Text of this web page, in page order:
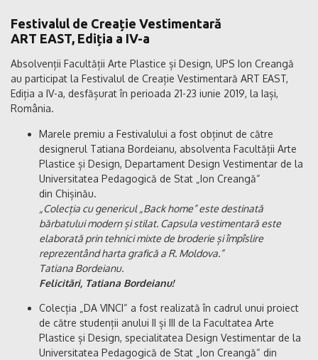
Festivalul de Creație Vestimentară
ART EAST, Ediția a IV-a
Absolvenții Facultății Arte Plastice și Design, UPS Ion Creangă
au participat la Festivalul de Creație Vestimentară ART EAST,
Ediția a IV-a, desfășurat în perioada 21-23 iunie 2019, la Iași,
România.
Marele premiu a Festivalului a fost obținut de către
designerul Tatiana Bordeianu, absolventa Facultății Arte
Plastice și Design, Departament Design Vestimentar de la
Universitatea Pedagogică de Stat „Ion Creangă“
din Chișinău.
„Colecția cu genericul „Back home” este destinată
bărbatului modern și stilat. Capsula vestimentară este
elaborată prin tehnici mixte de broderie și împîslire
reprezentând harta grafică a R. Moldova.”
Tatiana Bordeianu.
Felicitări, Tatiana Bordeianu!
Colecția „DA VINCI“ a fost realizată în cadrul unui proiect
de către studenții anului II și III de la Facultatea Arte
Plastice și Design, specialitatea Design Vestimentar de la
Universitatea Pedagogică de Stat „Ion Creangă“ din